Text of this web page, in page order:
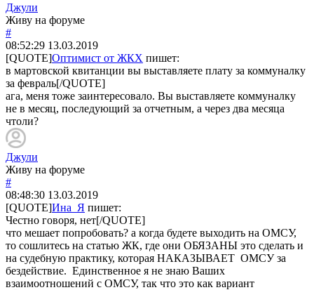
Джули
Живу на форуме
#
08:52:29 13.03.2019
[QUOTE]Оптимист от ЖКХ пишет:
в мартовской квитанции вы выставляете плату за коммуналку
за февраль[/QUOTE]
ага, меня тоже заинтересовало. Вы выставляете коммуналку
не в месяц, последующий за отчетным, а через два месяца
чтоли?
Джули
Живу на форуме
#
08:48:30 13.03.2019
[QUOTE]Ина_Я пишет:
Честно говоря, нет[/QUOTE]
что мешает попробовать? а когда будете выходить на ОМСУ,
то сошлитесь на статью ЖК, где они ОБЯЗАНЫ это сделать и
на судебную практику, которая НАКАЗЫВАЕТ ОМСУ за
бездействие. Единственное я не знаю Ваших
взаимоотношений с ОМСУ, так что это как вариант